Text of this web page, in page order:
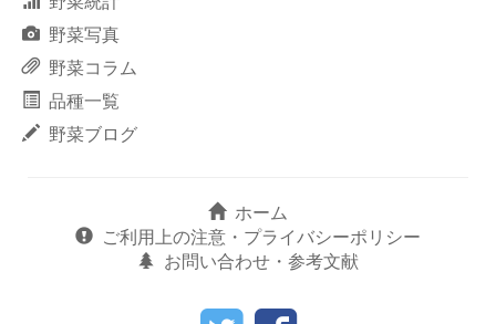
野菜写真
野菜コラム
品種一覧
野菜ブログ
ホーム
ご利用上の注意・プライバシーポリシー
お問い合わせ・参考文献